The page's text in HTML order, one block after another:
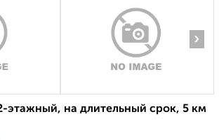
›
этажный, на длительный срок, 5 км